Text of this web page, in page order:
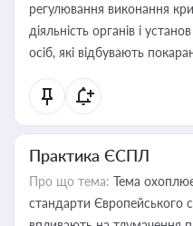
регулювання виконання
діяльність органів і
осіб, які відбувають
Практика ЄСПЛ
Про що тема: Тема охоплює
стандарти Європейського